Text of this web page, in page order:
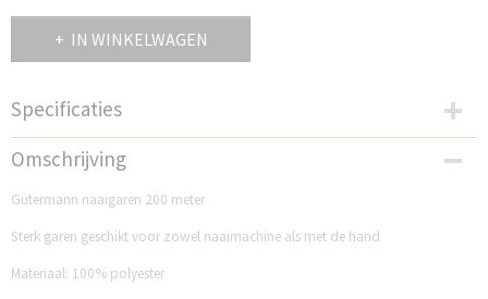
IN WINKELWAGEN
Specificaties
Productcode
GM200NG733
Omschrijving
Gütermann naaigaren 200 meter
Sterk garen geschikt voor zowel naaimachine als met de hand
Materiaal: 100% polyester